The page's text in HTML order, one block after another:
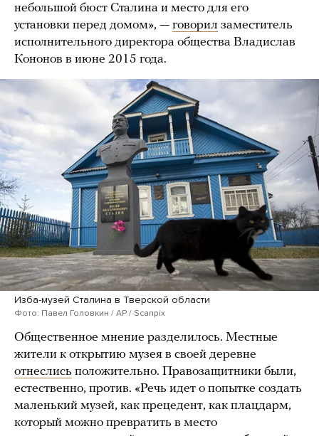
небольшой бюст Сталина и место для его
установки перед домом», — говорил заместитель
исполнительного директора общества Владислав
Кононов в июне 2015 года.
Изба-музей Сталина в Тверской области
Фото: Павел Головкин / AP / Scanpix
Общественное мнение разделилось. Местные
жители к открытию музея в своей деревне
отнеслись положительно. Правозащитники были,
естественно, против. «Речь идет о попытке создать
маленький музей, как прецедент, как плацдарм,
который можно превратить в место